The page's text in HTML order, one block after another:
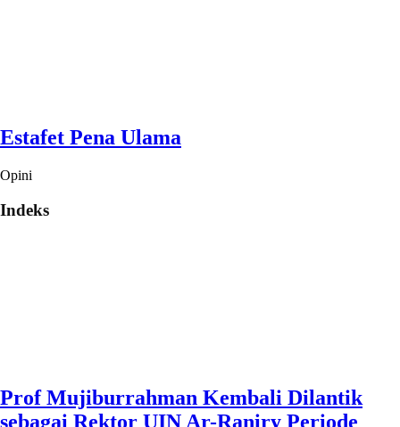
Estafet Pena Ulama
Opini
Indeks
Prof Mujiburrahman Kembali Dilantik
sebagai Rektor UIN Ar-Raniry Periode